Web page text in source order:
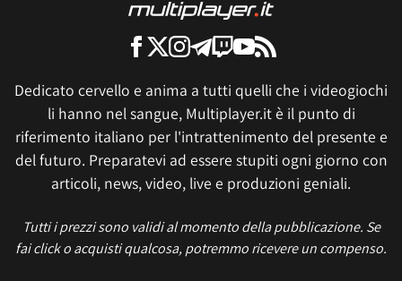
Dedicato cervello e anima a tutti quelli che i videogiochi
li hanno nel sangue, Multiplayer.it è il punto di
riferimento italiano per l'intrattenimento del presente e
del futuro. Preparatevi ad essere stupiti ogni giorno con
articoli, news, video, live e produzioni geniali.
Tutti i prezzi sono validi al momento della pubblicazione. Se
fai click o acquisti qualcosa, potremmo ricevere un compenso.